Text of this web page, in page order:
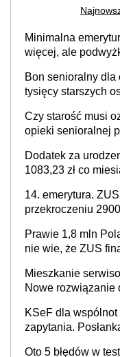
Minimalna
więcej, ale
Bon senioralny dla
tysięcy starszych
Czy starość musi
opieki senioralnej
Dodatek za
1083,23 zł co
14. emerytura.
przekroczeniu
Prawie 1,8 mln
nie wie, że ZUS
Mieszkanie
Nowe rozwiązanie
KSeF dla
zapytania.
Oto 5 błędów w